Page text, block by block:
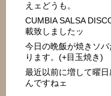
えェどうも。
CUMBIA SALSA
載致しましたッ
今日の晩飯が焼きソ
ります。(+目玉焼き)
最近以前に増して曜
んですねェ